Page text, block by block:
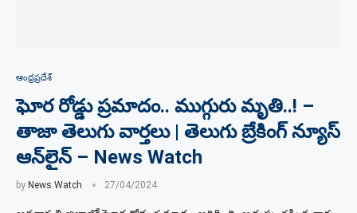
ఆంధ్రప్రదేశ్
ఘోర రోడ్డు ప్రమాదం.. ముగ్గురు మృతి..! –
తాజా తెలుగు వార్తలు | తెలుగు బ్రేకింగ్ న్యూస్
ఆన్‌లైన్ – News Watch
by News Watch 27/04/2024